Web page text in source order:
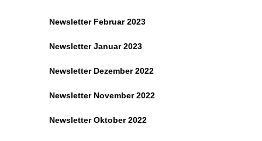
Newsletter Februar 2023
Newsletter Januar 2023
Newsletter Dezember 2022
Newsletter November 2022
Newsletter Oktober 2022